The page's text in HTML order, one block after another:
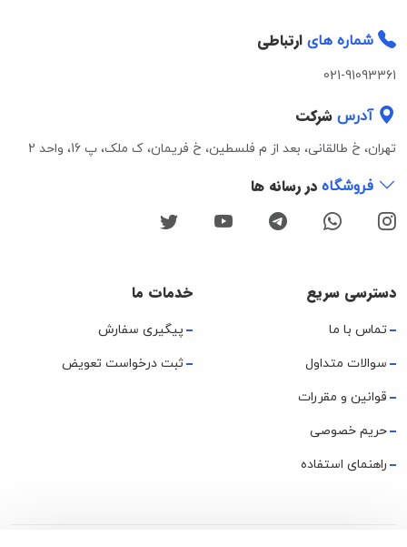
شماره های ارتباطی
021-91093361
آدرس شرکت
تهران، خ طالقانی، بعد از م فلسطین، خ فریمان، ک ملک، پ 16، واحد 2
فروشگاه در رسانه ها
دسترسی سریع
تماس با ما
سوالات متداول
قوانین و مقررات
حریم خصوصی
راهنمای استفاده
خدمات ما
پیگیری سفارش
ثبت درخواست تعویض